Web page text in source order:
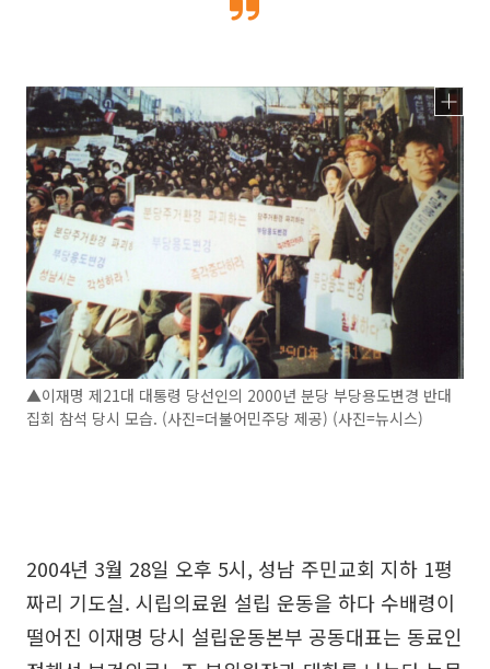
▲이재명 제21대 대통령 당선인의 2000년 분당 부당용도변경 반대
집회 참석 당시 모습. (사진=더불어민주당 제공) (사진=뉴시스)
2004년 3월 28일 오후 5시, 성남 주민교회 지하 1평
짜리 기도실. 시립의료원 설립 운동을 하다 수배령이
떨어진 이재명 당시 설립운동본부 공동대표는 동료인